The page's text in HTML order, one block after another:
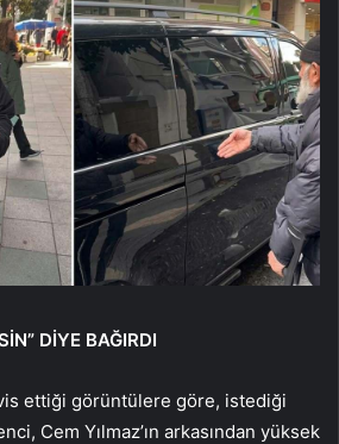
DİYE BAĞIRDI
ettiği görüntülere göre, istediği
Cem Yılmaz’ın arkasından yüksek